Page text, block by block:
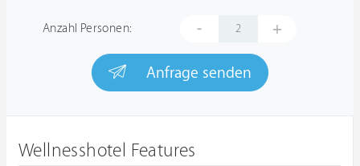
Anzahl Personen: - +
Anfrage senden
Wellnesshotel Features